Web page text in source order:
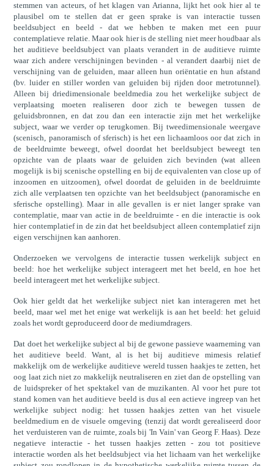
stemmen van acteurs, of het klagen van Arianna, lijkt het ook hier al te
plausibel om te stellen dat er geen sprake is van interactie tussen
beeldsubject en beeld - dat we hebben te maken met een puur
contemplatieve relatie. Maar ook hier is de stelling niet meer houdbaar als
het auditieve beeldsubject van plaats verandert in de auditieve ruimte
waar zich andere verschijningen bevinden - al verandert daarbij niet de
verschijning van de geluiden, maar alleen hun oriëntatie en hun afstand
(bv. luider en stiller worden van geluiden bij rijden door metrotunnel).
Alleen bij driedimensionale beeldmedia zou het werkelijke subject de
verplaatsing moeten realiseren door zich te bewegen tussen de
geluidsbronnen, en dat zou dan een interactie zijn met het werkelijke
subject, waar we verder op terugkomen. Bij tweedimensionale weergave
(scenisch, panoramisch of sferisch) is het een lichaamloos oor dat zich in
de beeldruimte beweegt, ofwel doordat het beeldsubject beweegt ten
opzichte van de plaats waar de geluiden zich bevinden (wat alleen
mogelijk is bij scenische opstelling en bij de equivalenten van close up of
inzoomen en uitzoomen), ofwel doordat de geluiden in de beeldruimte
zich alle verplaatsen ten opzichte van het beeldsubject (panoramische en
sferische opstelling). Maar in alle gevallen is er niet langer sprake van
contemplatie, maar van actie in de beeldruimte - en die interactie is ook
hier contemplatief in de zin dat het beeldsubject alleen contemplatief zijn
eigen verschijnen kan aanhoren.
Onderzoeken we vervolgens de interactie tussen werkelijk subject en
beeld: hoe het werkelijke subject interageert met het beeld, en hoe het
beeld interageert met het werkelijke subject.
Ook hier geldt dat het werkelijke subject niet kan interageren met het
beeld, maar wel met het enige wat werkelijk is aan het beeld: het geluid
zoals het wordt geproduceerd door de mediumdragers.
Dat doet het werkelijke subject al bij de gewone passieve waarneming van
het auditieve beeld. Want, al is het bij auditieve mimesis relatief
makkelijk om de werkelijke auditieve wereld tussen haakjes te zetten, het
oog laat zich niet zo makkelijk neutraliseren en ziet dan de opstelling van
de luidspreker of het spektakel van de muzikanten. Al voor het pure tot
stand komen van het auditieve beeld is dus al een actieve ingreep van het
werkelijke subject nodig: het tussen haakjes zetten van het visuele
beeldmedium en de visuele omgeving (tenzij dat wordt gerealiseerd door
het verduisteren van de ruimte, zoals bij 'In Vain' van Georg F. Haas). Deze
negatieve interactie - het tussen haakjes zetten - zou tot positieve
interactie worden als het beeldsubject via het lichaam van het werkelijke